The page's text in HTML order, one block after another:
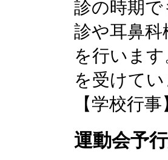
診の時期
診や耳鼻科
を行いま
を受けてい
【学校行
運動会予